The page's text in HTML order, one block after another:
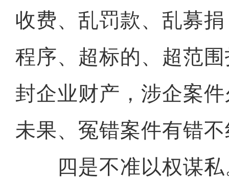
收费、乱罚款、乱募
程序、超标的、超范
封企业财产，涉企案
未果、冤错案件有错
四是不准以权谋私